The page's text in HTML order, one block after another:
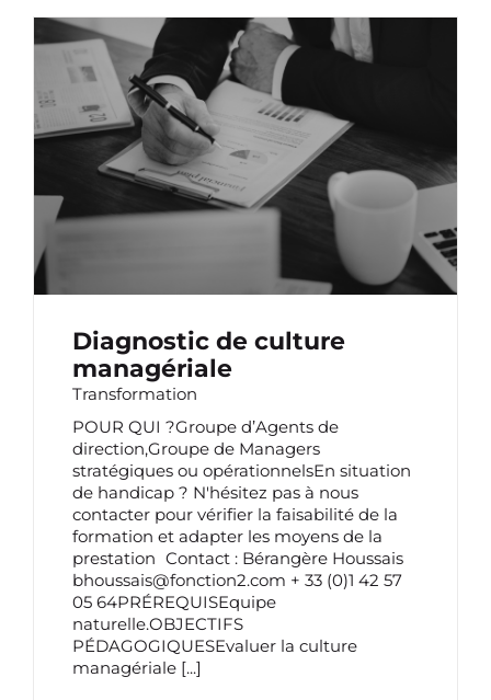
DIAGNOSTIC DE CULTURE MANAGÉRIALE
Diagnostic de culture
managériale
Transformation
POUR QUI ?Groupe d’Agents de
direction,Groupe de Managers
stratégiques ou opérationnelsEn situation
de handicap ? N'hésitez pas à nous
contacter pour vérifier la faisabilité de la
formation et adapter les moyens de la
prestation Contact : Bérangère Houssais
bhoussais@fonction2.com + 33 (0)1 42 57
05 64PRÉREQUISEquipe
naturelle.OBJECTIFS
PÉDAGOGIQUESEvaluer la culture
managériale [...]